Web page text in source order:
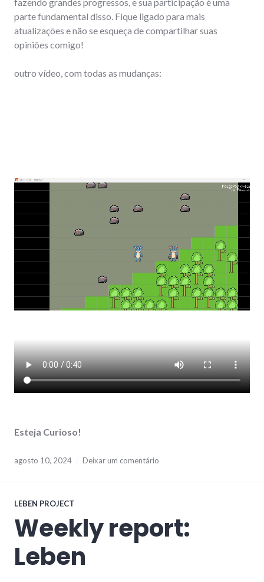
parte fundamental disso. Fique ligado para mais
atualizações e não se esqueça de compartilhar suas
opiniões comigo!
outro vídeo, com todas as mudanças:
Esteja Curioso!
agosto 10, 2024 Deixar um comentário
LEBEN PROJECT
Weekly report:
Leben